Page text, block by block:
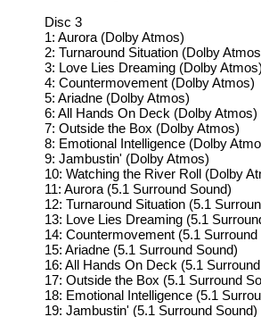
Disc 3
1: Aurora (Dolby Atmos)
2: Turnaround Situation (Dolby
3: Love Lies Dreaming (Dolby
4: Countermovement (Dolby Atmos)
5: Ariadne (Dolby Atmos)
6: All Hands On Deck (Dolby Atmos)
7: Outside the Box (Dolby Atmos)
8: Emotional Intelligence (Dolby
9: Jambustin' (Dolby Atmos)
10: Watching the River Roll (Dolby
11: Aurora (5.1 Surround Sound)
12: Turnaround Situation (5.1
13: Love Lies Dreaming (5.1
14: Countermovement (5.1 Surround
15: Ariadne (5.1 Surround Sound)
16: All Hands On Deck (5.1
17: Outside the Box (5.1 Surround
18: Emotional Intelligence (5.1
19: Jambustin' (5.1 Surround Sound)